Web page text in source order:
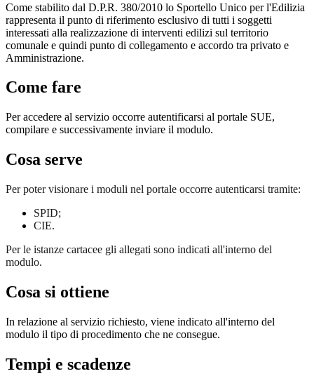
Come stabilito dal D.P.R. 380/2010 lo Sportello Unico per l'Edilizia
rappresenta il punto di riferimento esclusivo di tutti i soggetti
interessati alla realizzazione di interventi edilizi sul territorio
comunale e quindi punto di collegamento e accordo tra privato e
Amministrazione.
Come fare
Per accedere al servizio occorre autentificarsi al portale SUE,
compilare e successivamente inviare il modulo.
Cosa serve
Per poter visionare i moduli nel portale occorre autenticarsi tramite:
SPID;
CIE.
Per le istanze cartacee gli allegati sono indicati all'interno del
modulo.
Cosa si ottiene
In relazione al servizio richiesto, viene indicato all'interno del
modulo il tipo di procedimento che ne consegue.
Tempi e scadenze